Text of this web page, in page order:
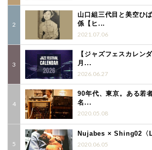
山口組三代目と美空ひ
係【ヒ...
2021.07.06
【ジャズフェスカレン
月...
2026.06.27
90年代、東京。ある若
名...
2020.05.08
Nujabes × Shing02〈
2020.06.05